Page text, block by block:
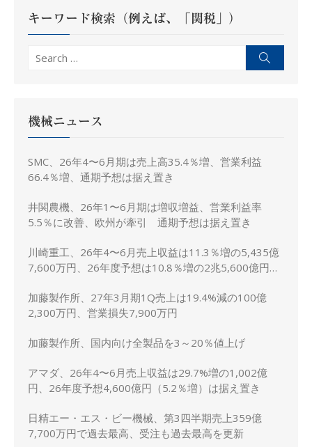
ン
キーワード検索（例えば、「関税」）
Search
機械ニュース
SMC、26年4〜6月期は売上高35.4％増、営業利益
66.4％増、通期予想は据え置き
井関農機、26年1〜6月期は増収増益、営業利益率
5.5％に改善、欧州が牽引 通期予想は据え置き
川崎重工、26年4〜6月売上収益は11.3％増の5,435億
7,600万円、26年度予想は10.8％増の2兆5,600億円に
加藤製作所、27年3月期1Q売上は19.4%減の100億
2,300万円、営業損失7,900万円
加藤製作所、国内向け全製品を3～20％値上げ
アマダ、26年4〜6月売上収益は29.7%増の1,002億
円、26年度予想4,600億円（5.2％増）は据え置き
日精エー・エス・ビー機械、第3四半期売上359億
7,700万円で過去最高、受注も過去最高を更新